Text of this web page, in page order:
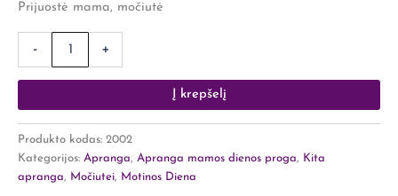
Prijuostė mama, močiutė
- +
Į krepšelį
Produkto kodas: 2002
Kategorijos: Apranga Apranga mamos dienos proga
Kita
apranga
Močiutei Motinos Diena